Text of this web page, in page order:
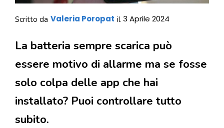
Scritto da Valeria Poropat il 3 Aprile 2024
La batteria sempre scarica può
essere motivo di allarme ma se fosse
solo colpa delle app che hai
installato? Puoi controllare tutto
subito.